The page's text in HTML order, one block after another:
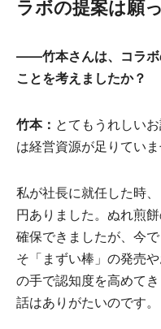
ラボの提案は願
――竹本さんは、コラボ
ことを考えましたか？
竹本： とてもうれしい
は経営資源が足りていま
私が社長に就任した時
円ありました。ぬれ煎
確保できましたが、今
そ「まずい棒」の発売
の手で認知度を高めて
話はありがたいのです。